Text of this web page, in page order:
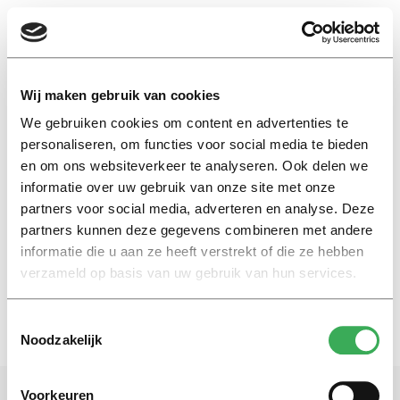
Wij maken gebruik van cookies
We gebruiken cookies om content en advertenties te
personaliseren, om functies voor social media te bieden
en om ons websiteverkeer te analyseren. Ook delen we
informatie over uw gebruik van onze site met onze
partners voor social media, adverteren en analyse. Deze
partners kunnen deze gegevens combineren met andere
informatie die u aan ze heeft verstrekt of die ze hebben
verzameld op basis van uw gebruik van hun services.
Noodzakelijk
Voorkeuren
EN
Tilburg Law
Nieuws
TLS investeert in vernieuwend
promotieonderzoek
27 september 2016